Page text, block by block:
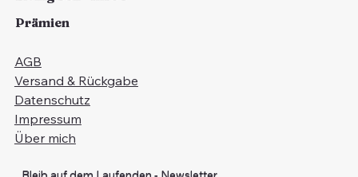
Startseite
Shop
Blog
Über mich
Living Soil - Info's